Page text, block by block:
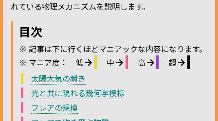
れている物理メカニズムを説明します。
目次
※ 記事は下に行くほどマニアックな内容になります。
※ マニア度：
低 中 高
超
太陽大気の瞬き
光と共に現れる幾何学模様
フレアの規模